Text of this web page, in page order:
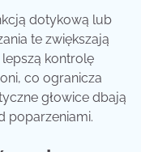
dotykową lub
te zwiększają
kontrolę
co ogranicza
głowice dbają
poparzeniami.